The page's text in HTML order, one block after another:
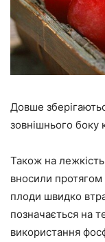
Довше
зовнішнього боку
Також на
вносили
плоди швидко
позначається на
використання